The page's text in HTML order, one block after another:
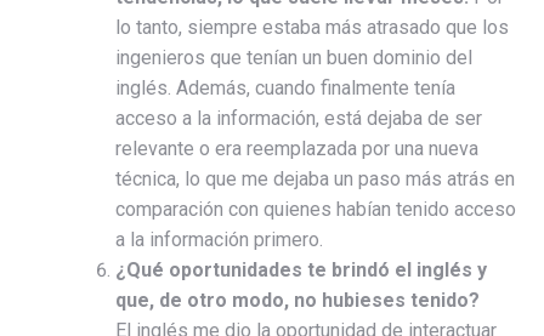
lo tanto, siempre estaba más atrasado que los
ingenieros que tenían un buen dominio del
inglés. Además, cuando finalmente tenía
acceso a la información, está dejaba de ser
relevante o era reemplazada por una nueva
técnica, lo que me dejaba un paso más atrás en
comparación con quienes habían tenido acceso
a la información primero.
¿Qué oportunidades te brindó el inglés y
que, de otro modo, no hubieses tenido?
El inglés me dio la oportunidad de interactuar